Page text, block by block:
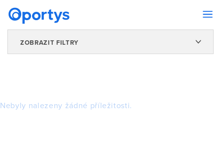
ZOBRAZIT FILTRY
Nebyly nalezeny žádné příležitosti.